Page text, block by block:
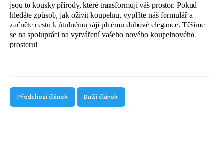
jsou to kousky přírody, které transformují váš prostor. Pokud
hledáte způsob, jak oživit koupelnu, vyplňte náš formulář a
začněte cestu k útulnému ráji plnému dubové elegance. Těšíme
se na spolupráci na vytváření vašeho nového koupelnového
prostoru!
Předchozí článek Další článek